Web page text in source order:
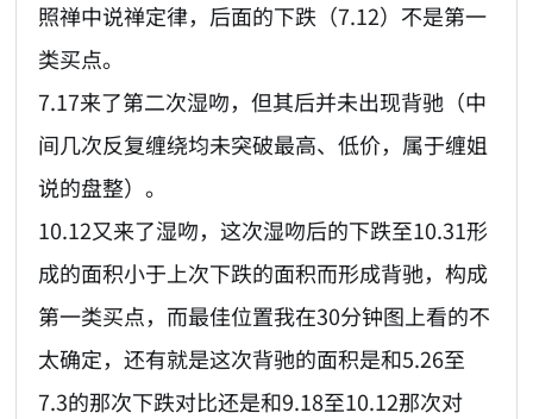
照禅中说禅定律，后面的下跌（7.12）不是第一
类买点。
7.17来了第二次湿吻，但其后并未出现背驰（中
间几次反复缠绕均未突破最高、低价，属于缠姐
说的盘整）。
10.12又来了湿吻，这次湿吻后的下跌至10.31形
成的面积小于上次下跌的面积而形成背驰，构成
第一类买点，而最佳位置我在30分钟图上看的不
太确定，还有就是这次背驰的面积是和5.26至
7.3的那次下跌对比还是和9.18至10.12那次对